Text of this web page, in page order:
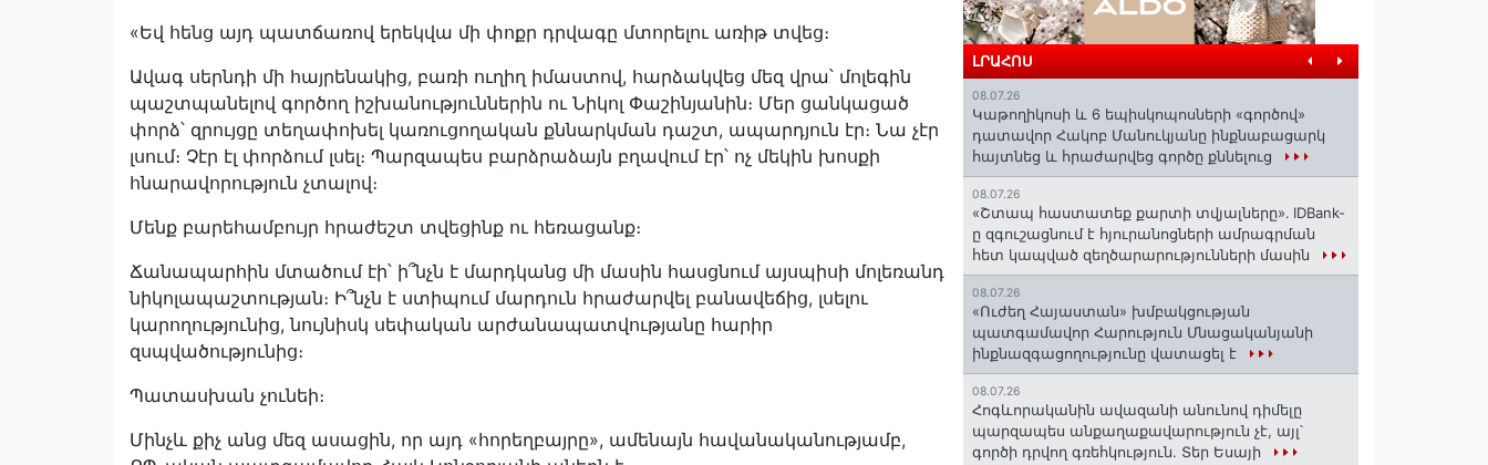
«Եվ հենց այդ պատճառով երեկվա մի փոքր դրվագը մտորելու առիթ տվեց։
Ավագ սերնդի մի հայրենակից, բառի ուղիղ իմաստով, հարձակվեց մեզ վրա՝ մոլեգին
պաշտպանելով գործող իշխանություններին ու Նիկոլ Փաշինյանին։ Մեր ցանկացած
փորձ՝ զրույցը տեղափոխել կառուցողական քննարկման դաշտ, ապարդյուն էր։ Նա չէր
լսում։ Չէր էլ փորձում լսել։ Պարզապես բարձրաձայն բղավում էր՝ ոչ մեկին խոսքի
հնարավորություն չտալով։
Մենք բարեհամբույր հրաժեշտ տվեցինք ու հեռացանք։
Ճանապարհին մտածում էի՝ ի՞նչն է մարդկանց մի մասին հասցնում այսպիսի մոլեռանդ
նիկոլապաշտության։ Ի՞նչն է ստիպում մարդուն հրաժարվել բանավեճից, լսելու
կարողությունից, նույնիսկ սեփական արժանապատվությանը հարիր
զսպվածությունից։
Պատասխան չունեի։
Մինչև քիչ անց մեզ ասացին, որ այդ «հորեղբայրը», ամենայն հավանականությամբ,
ԼՐԱՀՈՍ
08.07.26
️Կաթողիկոսի և 6 եպիսկոպոսների «գործով»
դատավոր Հակոբ Մանուկյանը ինքնաբացարկ
հայտնեց և հրաժարվեց գործը քննելուց
08.07.26
«Շտապ հաստատեք քարտի տվյալները»․ IDBank-
ը զգուշացնում է հյուրանոցների ամրագրման
հետ կապված զեղծարարությունների մասին
08.07.26
«Ուժեղ Հայաստան» խմբակցության
պատգամավոր Հարություն Մնացականյանի
ինքնազգացողությունը վատացել է
08.07.26
Հոգևորականին ավազանի անունով դիմելը
պարզապես անքաղաքավարություն չէ, այլ՝
գործի դրվող գռեհկություն. Տեր Եսայի